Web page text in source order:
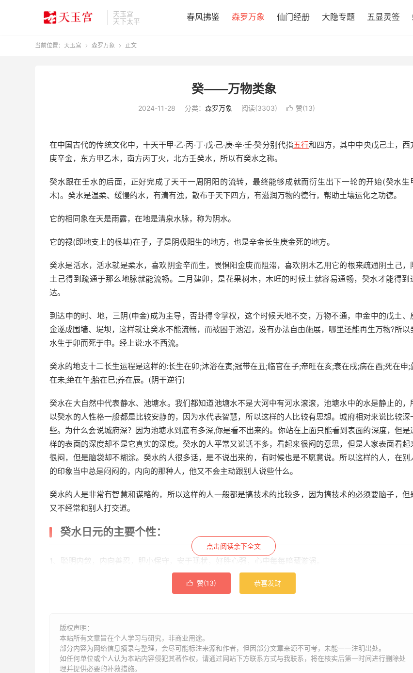
天玉宫
天下太平
春风拂鉴 森罗万象 仙门经册 大隐专题 五显灵签
当前位置： 天玉宫  森罗万象  正文
癸——万物类象
2024-11-28 分类： 森罗万象 阅读(3303)  赞(13)
在中国古代的传统文化中，十天干甲·乙·丙·丁·戊·己·庚·辛·壬·癸分别代指五行和四方，其中中央戊己土，西
庚辛金，东方甲乙木，南方丙丁火，北方壬癸水，所以有癸水之称。
癸水跟在壬水的后面，正好完成了天干一周阴阳的流转，最终能够成就而衍生出下一轮的开始(癸水生
木)。癸水是温柔、缓慢的水，有清有浊，散布于天下四方，有滋润万物的德行，帮助土壤运化之功德。
它的相同象在天是雨露，在地是清泉水脉，称为阴水。
它的禄(即地支上的根基)在子，子是阴极阳生的地方，也是辛金长生庚金死的地方。
癸水是活水，活水就是柔水，喜欢阴金辛而生，畏惧阳金庚而阻滞，喜欢阴木乙用它的根来疏通阴土己，
土己得到疏通于那么地脉就能流畅。二月建卯，是花果树木，木旺的时候土就容易通畅，癸水才能得到
达。
到达申的时、地，三阴(申金)成为主导，否卦得令掌权，这个时候天地不交，万物不通，申金中的戊土、
金遂成围墙、堤坝，这样就让癸水不能流畅，而被困于池沼，没有办法自由施展，哪里还能再生万物?所以
水生于卯而死于申。经上说:水不西流。
癸水的地支十二长生运程是这样的:长生在卯;沐浴在寅;冠带在丑;临官在子;帝旺在亥;衰在戌;病在酉;死在申;
在未;绝在午;胎在巳;养在辰。(阴干逆行)
癸水在大自然中代表静水、池塘水。我们都知道池塘水不是大河中有河水滚滚，池塘水中的水是静止的，
以癸水的人性格一般都是比较安静的，因为水代表智慧，所以这样的人比较有思想。城府相对来说比较深
些。为什么会说城府深？因为池塘水到底有多深,你是看不出来的。你站在上面只能看到表面的深度，但是
样的表面的深度却不是它真实的深度。癸水的人平常又说话不多，看起来很闷的意思，但是人家表面看起
很闷，但是脑袋却不糊涂。癸水的人很多话，是不说出来的，有时候也是不愿意说。所以这样的人，在别
的印象当中总是闷闷的，内向的那种人，他又不会主动跟别人说些什么。
癸水的人是非常有智慧和谋略的，所以这样的人一般都是搞技术的比较多，因为搞技术的必须要脑子，但
又不经常和别人打交道。
癸水日元的主要个性：
1、聪明内敛，内向善忍，胆小保守，安于现状，好胜心强， 心中每每暗藏漩涡
2、属闷葫芦型的个性，巧于临机应变，能见风转舵，会随形势趋上往下。
4、遇到逆境也不会气馁停顿，是很能够自己扩展命运，勇往直前，多才多艺的人。
水主智慧，属水之人才智为五行之最，小时候除非贪玩，否则一般在校成绩都很不错！但属水之人行事多以
自己的经验为主，不愿听信他人的劝谏，常会有明知山有虎，偏向虎山行的举止！应多注意。属水之人需要
点击阅读余下全文
 赞(13) 恭喜发财
版权声明：
本站所有文章旨在个人学习与研究，非商业用途。
部分内容为网络信息摘录与整理，会尽可能标注来源和作者，但因部分文章来源不可考，未能一一注明出处。
如任何单位或个人认为本站内容侵犯其著作权，请通过网站下方联系方式与我联系​​，将在核实后第一时间进行删除处
理并提供必要的补救措施。